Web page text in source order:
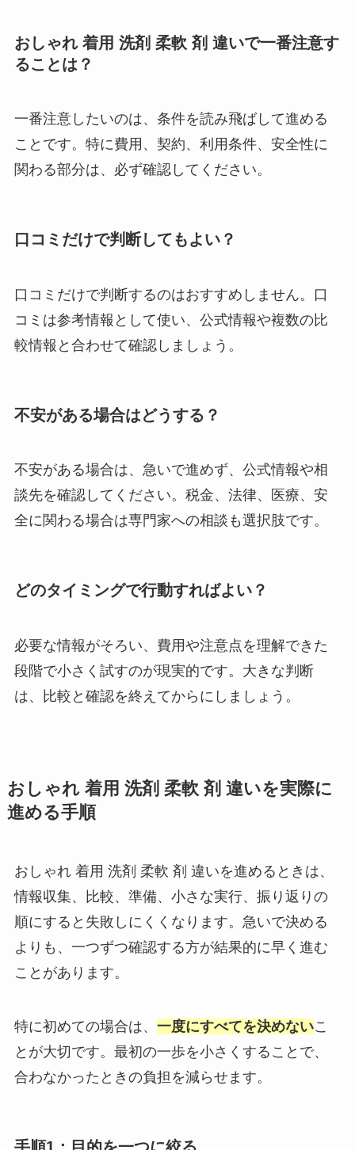
おしゃれ 着用 洗剤 柔軟 剤 違いで一番注意す
ることは？
一番注意したいのは、条件を読み飛ばして進める
ことです。特に費用、契約、利用条件、安全性に
関わる部分は、必ず確認してください。
口コミだけで判断してもよい？
口コミだけで判断するのはおすすめしません。口
コミは参考情報として使い、公式情報や複数の比
較情報と合わせて確認しましょう。
不安がある場合はどうする？
不安がある場合は、急いで進めず、公式情報や相
談先を確認してください。税金、法律、医療、安
全に関わる場合は専門家への相談も選択肢です。
どのタイミングで行動すればよい？
必要な情報がそろい、費用や注意点を理解できた
段階で小さく試すのが現実的です。大きな判断
は、比較と確認を終えてからにしましょう。
おしゃれ 着用 洗剤 柔軟 剤 違いを実際に
進める手順
おしゃれ 着用 洗剤 柔軟 剤 違いを進めるときは、
情報収集、比較、準備、小さな実行、振り返りの
順にすると失敗しにくくなります。急いで決める
よりも、一つずつ確認する方が結果的に早く進む
ことがあります。
特に初めての場合は、 一度にすべてを決めないこ
とが大切です。最初の一歩を小さくすることで、
合わなかったときの負担を減らせます。